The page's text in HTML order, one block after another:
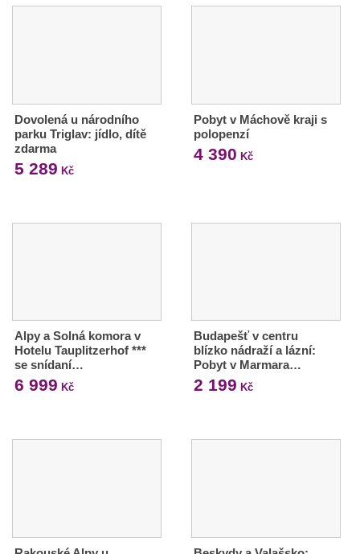
Dovolená u národního
parku Triglav: jídlo, dítě
zdarma
5 289 Kč
Pobyt v Máchově kraji s
polopenzí
4 390 Kč
Alpy a Solná komora v
Hotelu Tauplitzerhof ***
se snídaní…
6 999 Kč
Budapešť v centru
blízko nádraží a lázní:
Pobyt v Marmara…
2 199 Kč